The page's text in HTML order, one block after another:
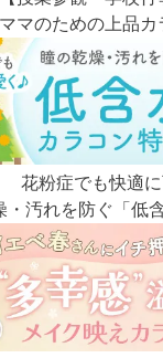
ママのための上品カ
花粉症でも快適
・汚れを防ぐ「低